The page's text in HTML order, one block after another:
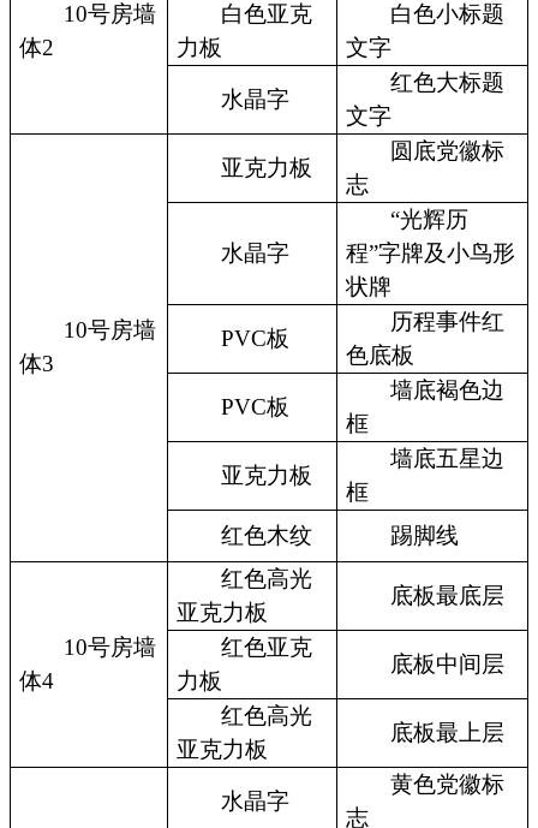
10号房墙
体2
白色亚克
力板
白色小标题
文字
水晶字
红色大标题
文字
10号房墙
体3
亚克力板
圆底党徽标
志
水晶字
“光辉历
程”字牌及小鸟形
状牌
PVC板
历程事件红
色底板
PVC板
墙底褐色边
框
亚克力板
墙底五星边
框
红色木纹
踢脚线
10号房墙
体4
红色高光
亚克力板
底板最底层
红色亚克
力板
底板中间层
红色高光
亚克力板
底板最上层
水晶字
黄色党徽标
志